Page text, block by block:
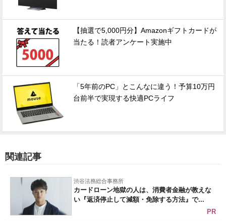
【抽選で5,000円分】Amazonギフトカードが
当たる！読者アンケート実施中
「5年前のPC」とこんなに違う！予算10万円
台前半で実現する快適PCライフ
関連記事
渋谷法務総合事務所
カードローン地獄の人は、消費者金融が教えな
い『返済停止して減額・免除する方法』で...
PR